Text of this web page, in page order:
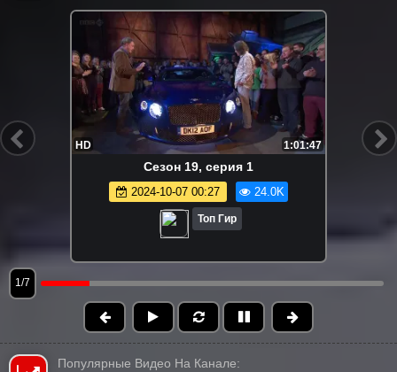
HD 1:01:47
Сезон 19, серия 1
2024-10-07 00:27 24.0K
Топ Гир
1/7
Популярные Видео На Канале: